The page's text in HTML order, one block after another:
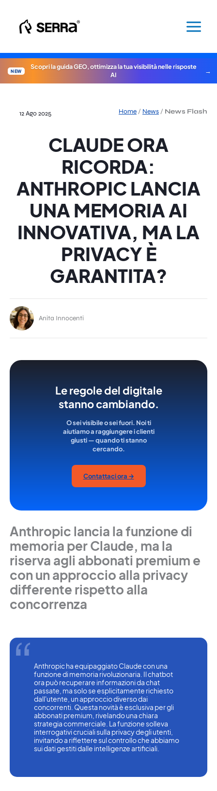
contenuto
NEW
Scopri la guida GEO, ottimizza la tua visibilità nelle risposte
AI
Home / News / News Flash
12 Ago 2025
CLAUDE ORA
RICORDA:
ANTHROPIC LANCIA
UNA MEMORIA AI
INNOVATIVA, MA LA
PRIVACY È
GARANTITA?
Anita Innocenti
Le regole del digitale
stanno cambiando.
O sei visibile o sei fuori. Noi ti
aiutiamo a raggiungere i clienti
giusti — quando ti stanno
cercando.
Contattaci ora →
Anthropic lancia la funzione di
memoria per Claude, ma la
riserva agli abbonati premium e
con un approccio alla privacy
differente rispetto alla
concorrenza
Anthropic ha equipaggiato Claude con una
funzione di memoria rivoluzionaria. Il chatbot
ora può recuperare informazioni da chat
passate, ma solo se esplicitamente richiesto
dall'utente, un approccio diverso dai
concorrenti. Questa novità è esclusiva per gli
abbonati premium, rivelando una chiara
strategia commerciale. La funzione solleva
interrogativi cruciali sulla privacy degli utenti,
invitando a riflettere sul controllo che abbiamo
sui dati gestiti dalle intelligenze artificiali.